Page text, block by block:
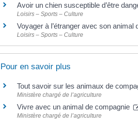
Avoir un chien susceptible d’être
Loisirs – Sports – Culture
Voyager à l’étranger avec son animal
Loisirs – Sports – Culture
Pour en savoir plus
Tout savoir sur les animaux de
Ministère chargé de l’agriculture
Vivre avec un animal de compagnie
Ministère chargé de l’agriculture